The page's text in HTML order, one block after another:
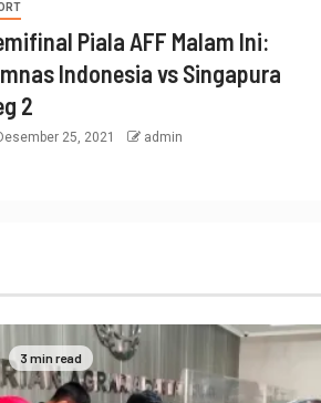
Piala AFF Malam Ini:
Indonesia vs Singapura
2
25, 2021 admin
3 min read